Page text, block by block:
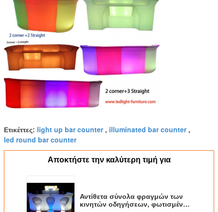
Ετικέττες: light up bar counter, illuminated bar counter,
led round bar counter
Αποκτήστε την καλύτερη τιμή για
Αντίθετα σύνολα φραγμών των
κινητών οδηγήσεων, φωτισμένος